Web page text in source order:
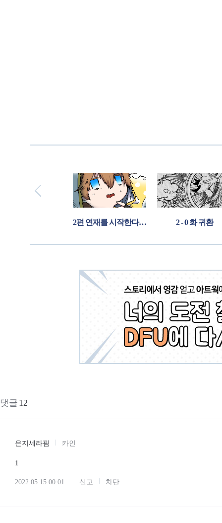
2편 연재를 시작한다는 게시물 2 - 0 화 귀환
댓글12
은지세라핌 카인
1
2022.05.15 00:01 신고 차단